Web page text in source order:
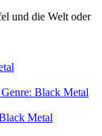
und die Welt oder